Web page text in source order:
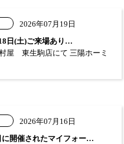
2026年07月19日
日(土)ご来場あり…
屋 東生駒店にて 三陽ホーミ
2026年07月16日
に開催されたマイフォー…